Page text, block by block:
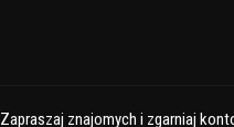
Zapraszaj znajomych i zgarniaj